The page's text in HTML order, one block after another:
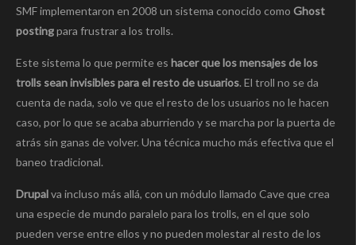
SMF implementaron en 2008 un sistema conocido como Ghost
postingpara frustrar a los trolls.
Este sistema lo que permite es hacer que los mensajes de los
trolls sean invisibles para el resto de usuarios. El troll no se da
cuenta de nada, solo ve que el resto de los usuarios no le hacen
caso, por lo que se acaba aburriendo y se marcha por la puerta de
atrás sin ganas de volver. Una técnica mucho más efectiva que el
baneo tradicional.
Drupalva incluso más allá, con un módulo llamado Cave que crea
una especie de mundo paralelo para los trolls, en el que solo
pueden verse entre ellos y no pueden molestar al resto de los